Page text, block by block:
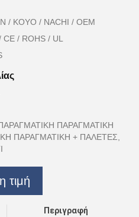
/ KOYO / NACHI / OEM
/ ROHS / UL
ΠΑΡΑΓΜΑΤΙΚΗ ΠΑΡΑΓΜΑΤΙΚΗ
ΠΑΡΑΓΜΑΤΙΚΗ + ΠΑΛΕΤΕΣ,
τιμή
Περιγραφή